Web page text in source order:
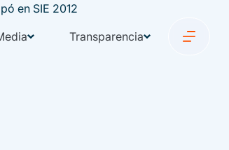
Transparencia